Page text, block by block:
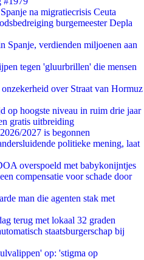
na migratiecrisis Ceuta
burgemeester Depla
Spanje, verdienden miljoenen aan
tegen 'gluurbrillen' die mensen
over Straat van Hormuz
op hoogste niveau in ruim drie jaar
gratis uitbreiding
2027 is begonnen
politieke mening, laat
overspoeld met babykonijntjes
compensatie voor schade door
man die agenten stak met
terug met lokaal 32 graden
staatsburgerschap bij
op: 'stigma op